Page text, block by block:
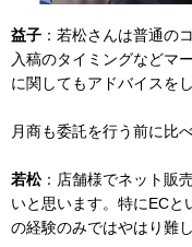
益子 ：若松さんは普通の
入稿のタイミングなどマ
に関してもアドバイスを
月商も委託を行う前に比
若松：店舗様でネット販
いと思います。特にEC
の経験のみではやはり難し